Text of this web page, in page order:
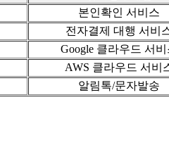
본인확인 서비스
전자결제 대행 서비
Google 클라우드 서비
AWS 클라우드 서비
알림톡/문자발송